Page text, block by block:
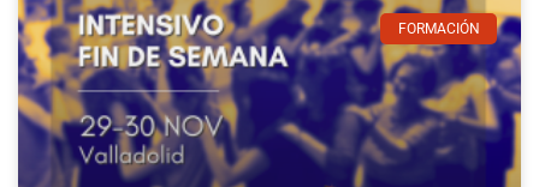
FORMACIÓN